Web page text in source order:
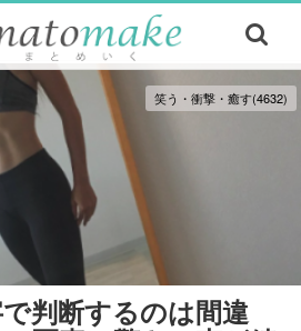
笑う・衝撃・癒す(4632)
判断するのは間違